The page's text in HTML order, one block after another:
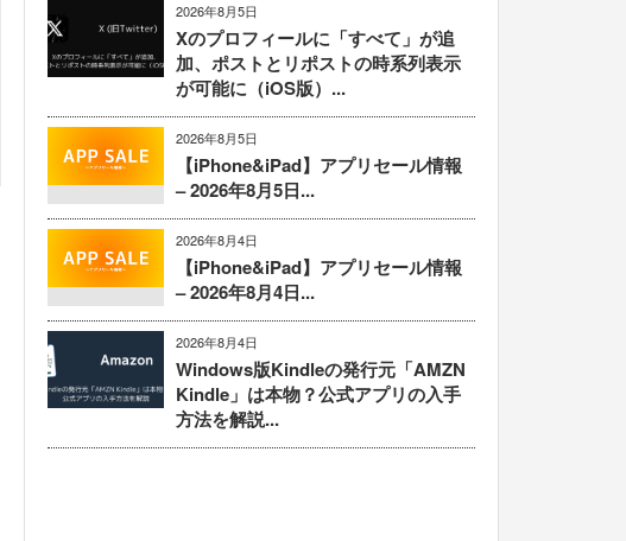
2026年8月5日
Xのプロフィールに「すべて」が追
加、ポストとリポストの時系列表示
が可能に（iOS版）...
2026年8月5日
【iPhone&iPad】アプリセール情報
– 2026年8月5日...
2026年8月4日
【iPhone&iPad】アプリセール情報
– 2026年8月4日...
2026年8月4日
Windows版Kindleの発行元「AMZN
Kindle」は本物？公式アプリの入手
方法を解説...